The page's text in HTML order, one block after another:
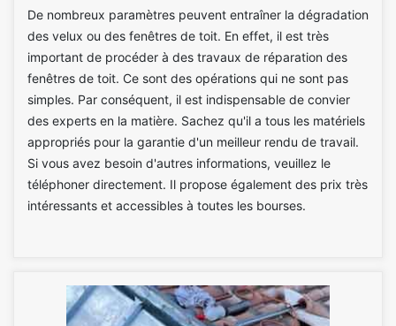
De nombreux paramètres peuvent entraîner la dégradation
des velux ou des fenêtres de toit. En effet, il est très
important de procéder à des travaux de réparation des
fenêtres de toit. Ce sont des opérations qui ne sont pas
simples. Par conséquent, il est indispensable de convier
des experts en la matière. Sachez qu'il a tous les matériels
appropriés pour la garantie d'un meilleur rendu de travail.
Si vous avez besoin d'autres informations, veuillez le
téléphoner directement. Il propose également des prix très
intéressants et accessibles à toutes les bourses.